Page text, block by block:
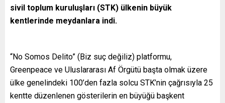
sivil toplum kuruluşları (STK) ülkenin büyük
kentlerinde meydanlara indi.
“No Somos Delito” (Biz suç değiliz) platformu,
Greenpeace ve Uluslararası Af Örgütü başta olmak üzere
ülke genelindeki 100’den fazla solcu STK’nin çağrısıyla 25
kentte düzenlenen gösterilerin en büyüğü başkent